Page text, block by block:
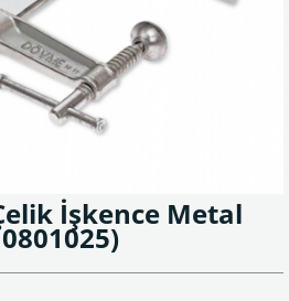
İşkence Metal